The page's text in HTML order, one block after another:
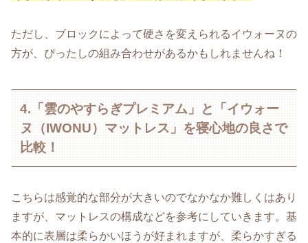
ただし、ブロックによって硬さを変えられるイウォーヌの
方が、ぴったしの組み合わせがあるかもしれませんね！
4.「雲のやすらぎプレミアム」と「イウォー
ヌ（IWONU）マットレス」を寝心地の良さで
比較！
こちらは感覚的な部分が大きいのでなかなか難しくはあり
ますが、マットレスの構成などを参考にしていきます。基
本的に表層は柔らかいほうが好まれますが、柔らかすぎる